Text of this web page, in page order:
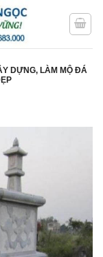
DỰNG, LÀM MỘ ĐÁ